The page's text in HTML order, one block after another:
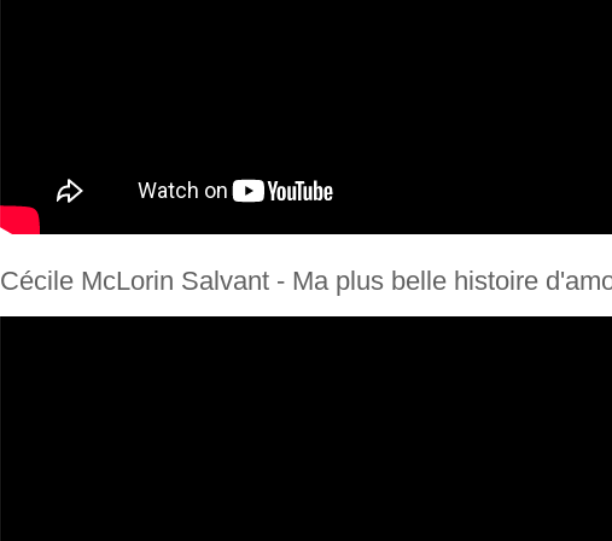
Cécile McLorin Salvant - Ma plus belle histoire